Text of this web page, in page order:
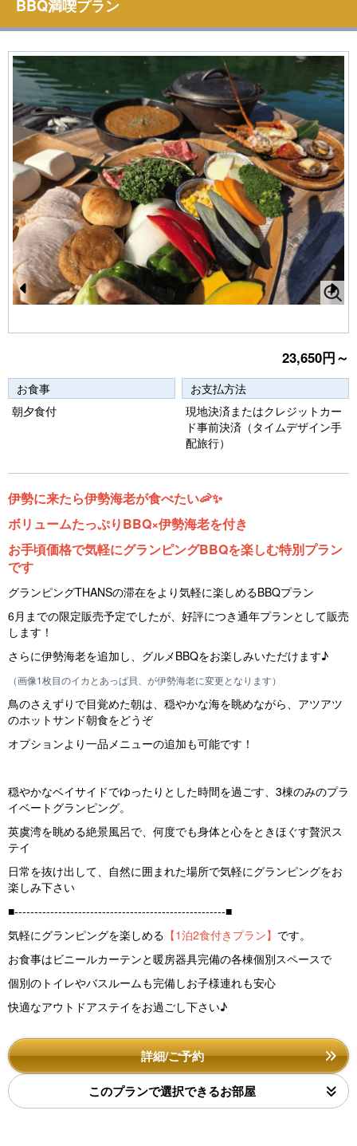
BBQ満喫プラン
Pr
e
o
u
N
e
xt
3
23,650円～
お食事
朝夕食付
お支払方法
現地決済またはクレジットカー
ド事前決済（タイムデザイン手
配旅行）
伊勢に来たら伊勢海老が食べたい🦐✨
ボリュームたっぷりBBQ×伊勢海老を付き
お手頃価格で気軽にグランピングBBQを楽しむ特別プラン
です
グランピングTHANSの滞在をより気軽に楽しめるBBQプラン
6月までの限定販売予定でしたが、好評につき通年プランとして販売
します！
さらに伊勢海老を追加し、グルメBBQをお楽しみいただけます♪
（画像1枚目のイカとあっぱ貝、が伊勢海老に変更となります）
鳥のさえずりで目覚めた朝は、穏やかな海を眺めながら、アツアツ
のホットサンド朝食をどうぞ
オプションより一品メニューの追加も可能です！
穏やかなベイサイドでゆったりとした時間を過ごす、3棟のみのプラ
イベートグランピング。
英虞湾を眺める絶景風呂で、何度でも身体と心をときほぐす贅沢ス
テイ
日常を抜け出して、自然に囲まれた場所で気軽にグランピングをお
楽しみ下さい
■-----------------------------------------------------■
気軽にグランピングを楽しめる 【1泊2食付きプラン】 です。
お食事はビニールカーテンと暖房器具完備の各棟個別スペースで
個別のトイレやバスルームも完備しお子様連れも安心
快適なアウトドアステイをお過ごし下さい♪
詳細/ご予約
このプランで選択できるお部屋